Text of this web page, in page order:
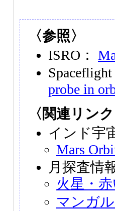
〈参照〉
ISRO：
Spaceflight
probe in
〈関連リンク
インド宇
Mars
月探査情
火星・
マンガ